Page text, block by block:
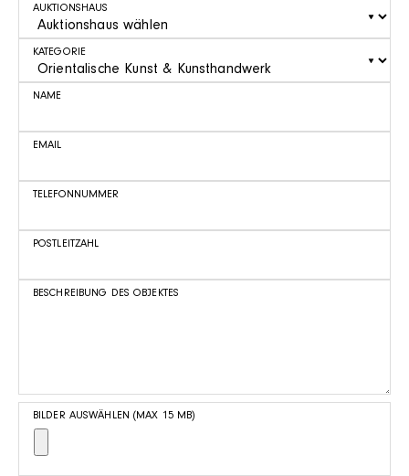
AUKTIONSHAUS
KATEGORIE
NAME
EMAIL
TELEFONNUMMER
POSTLEITZAHL
BESCHREIBUNG DES OBJEKTES
BILDER AUSWÄHLEN (MAX 15 MB)